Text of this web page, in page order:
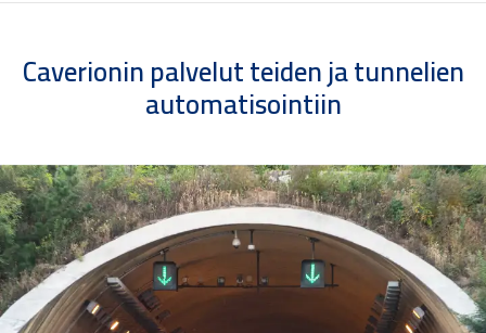
Caverionin palvelut teiden ja tunnelien
automatisointiin